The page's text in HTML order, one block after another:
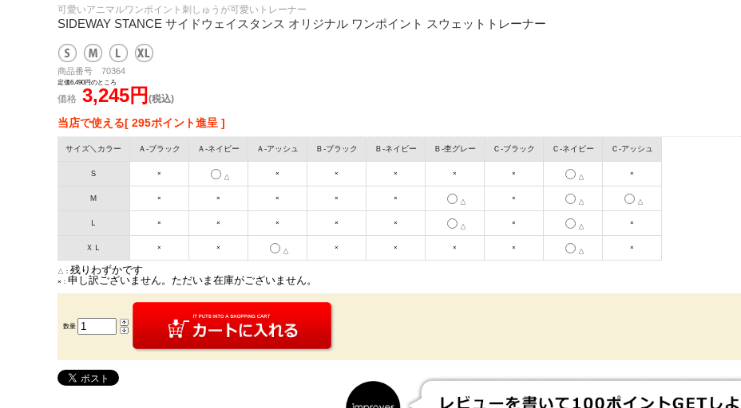
可愛いアニマルワンポイント刺しゅうが可愛いトレーナー
SIDEWAY STANCE サイドウェイスタンス オリジナル ワンポイント スウェットトレーナー
商品番号 70364
定価6,490円のところ
価格 3,245円 (税込)
当店で使える[ 295ポイント進呈 ]
サイズ＼カラー Ａ-ブラック Ａ-ネイビー Ａ‐アッシュ Ｂ-ブラック Ｂ-ネイビー Ｂ-杢グレー Ｃ-ブラック Ｃ-ネイビー Ｃ-アッシュ
Ｓ ×
△
× × × × ×
△
×
Ｍ × × × × ×
△
×
△ △
Ｌ × × × × ×
△
×
△
×
ＸＬ × ×
△
× × × ×
△
×
△： 残りわずかです
×： 申し訳ございません。ただいま在庫がございません。
数量